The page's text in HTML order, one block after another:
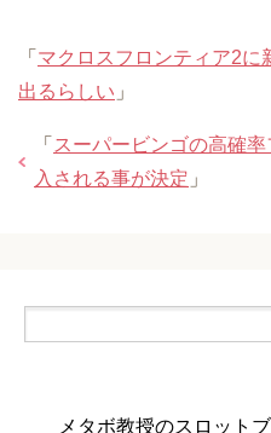
「 マクロスフロンティア2に
出るらしい 」
「 スーパービンゴの高確
入される事が決定 」
メタボ教授のスロット